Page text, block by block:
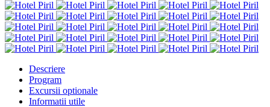
Descriere
Program
Excursii optionale
Informatii utile